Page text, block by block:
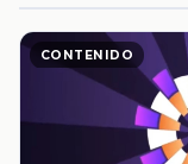
CONTENIDO